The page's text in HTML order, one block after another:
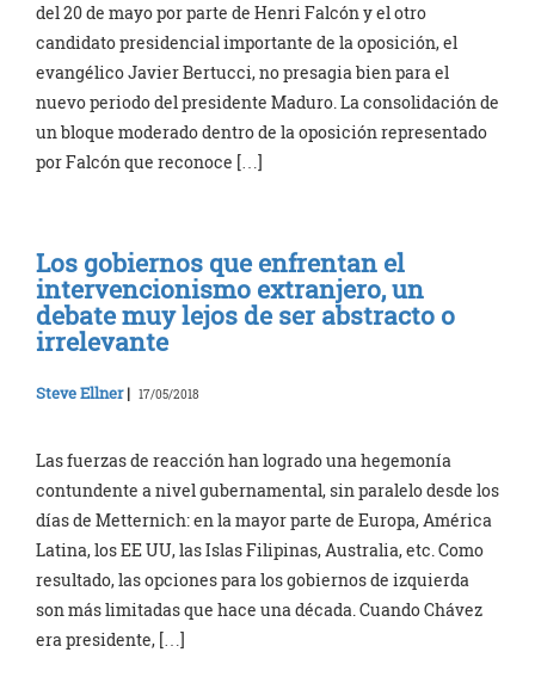
del 20 de mayo por parte de Henri Falcón y el otro
candidato presidencial importante de la oposición, el
evangélico Javier Bertucci, no presagia bien para el
nuevo periodo del presidente Maduro. La consolidación de
un bloque moderado dentro de la oposición representado
por Falcón que reconoce […]
Los gobiernos que enfrentan el
intervencionismo extranjero, un
debate muy lejos de ser abstracto o
irrelevante
Steve Ellner| 17/05/2018
Las fuerzas de reacción han logrado una hegemonía
contundente a nivel gubernamental, sin paralelo desde los
días de Metternich: en la mayor parte de Europa, América
Latina, los EE UU, las Islas Filipinas, Australia, etc. Como
resultado, las opciones para los gobiernos de izquierda
son más limitadas que hace una década. Cuando Chávez
era presidente, […]